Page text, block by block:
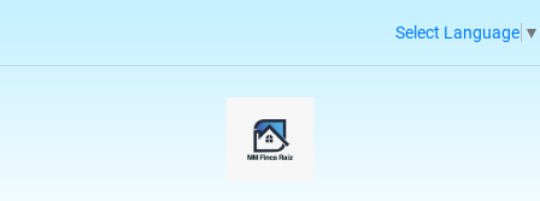
Select Language ▼